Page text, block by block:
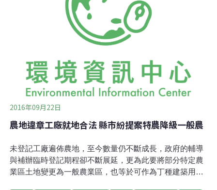
公頃靠德龜溪水灌溉，第二期稻作的秧苗在插秧後大量枯
死。環保局表示，上週已採水樣檢驗有無重金屬，等報告
出爐。德龜溪上游確實有3股工業廢水匯入，但都符合放
流水標準，農民所說溪水偏鹼會不會跟高溫交互作用影響
2016年09月22日
農地違章工廠就地合法 縣市紛提案特農降級一般農
未登記工廠遍佈農地，至今數量仍不斷成長，政府的輔導
與補辦臨時登記期程卻不斷展延，更為此要將部分特定農
業區土地變更為一般農業區，也等於可作為丁種建築用